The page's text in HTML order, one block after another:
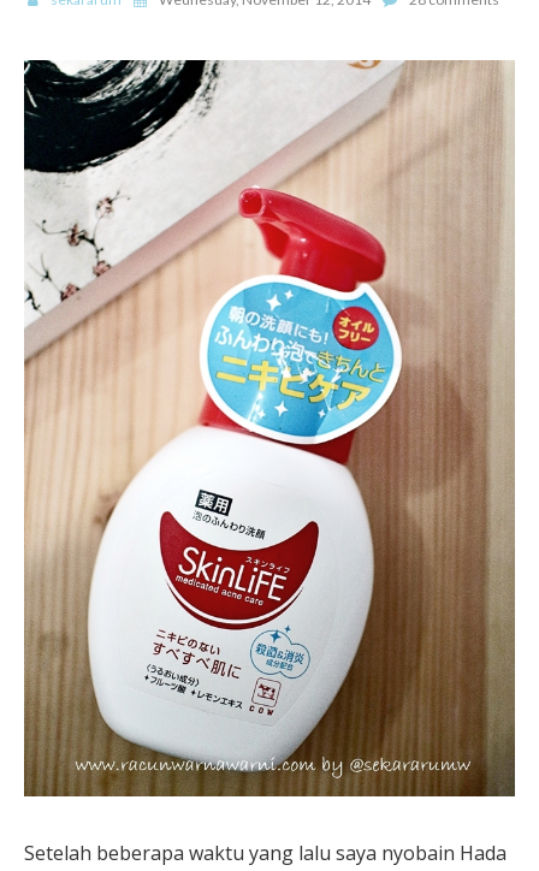
Setelah beberapa waktu yang lalu saya nyobain Hada